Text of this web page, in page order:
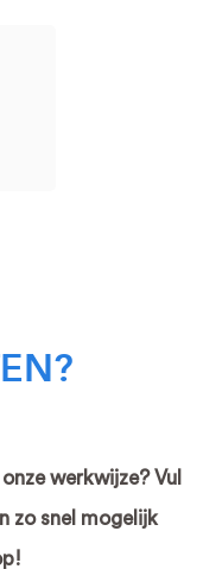
werkwijze? Vul
zo snel mogelijk